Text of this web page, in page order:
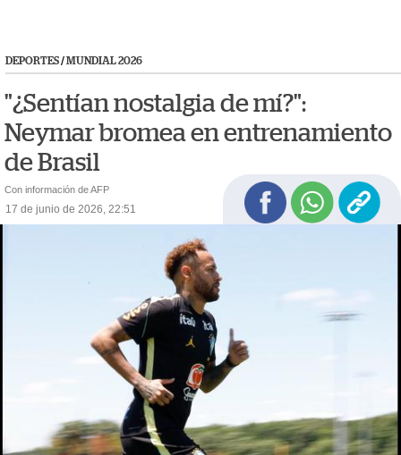
DEPORTES/ MUNDIAL 2026
"¿Sentían nostalgia de mí?":
Neymar bromea en entrenamiento
de Brasil
Con información de AFP
17 de junio de 2026, 22:51